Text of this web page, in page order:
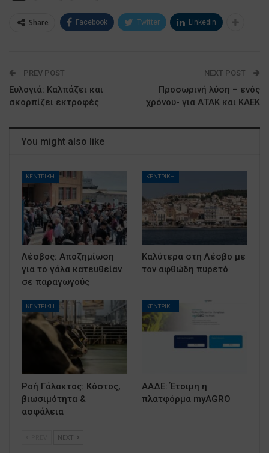
Share Facebook Twitter Linkedin
PREV POST
Ευλογιά: Καλπάζει και
σκορπίζει εκτροφές
NEXT POST
Προσωρινή λύση – ενός
χρόνου- για ΑΤΑΚ και ΚΑΕΚ
You might also like
ΚΕΝΤΡΙΚΗ
Λέσβος: Αποζημίωση
για το γάλα κατευθείαν
σε παραγωγούς
ΚΕΝΤΡΙΚΗ
Καλύτερα στη Λέσβο με
τον αφθώδη πυρετό
ΚΕΝΤΡΙΚΗ
Ροή Γάλακτος: Κόστος,
βιωσιμότητα &
ασφάλεια
ΚΕΝΤΡΙΚΗ
ΑΑΔΕ: Έτοιμη η
πλατφόρμα myAGRO
NEXT